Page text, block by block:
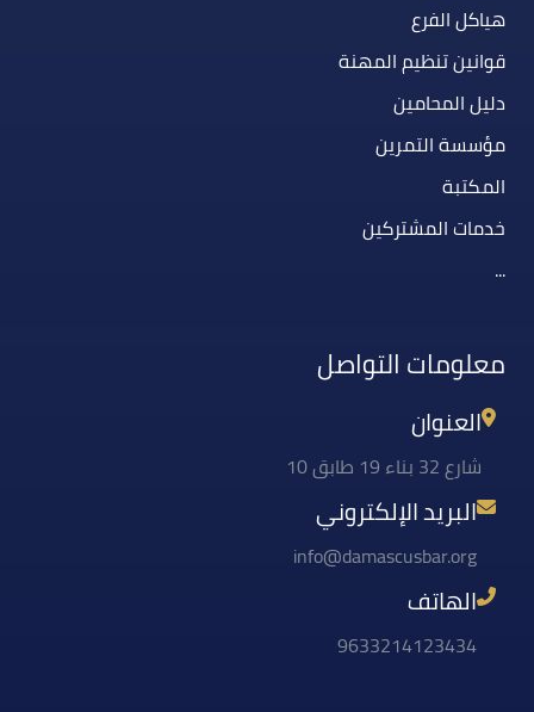
هياكل الفرع
قوانين تنظيم المهنة
دليل المحامين
مؤسسة التمرين
المكتبة
خدمات المشتركين
...
معلومات التواصل
العنوان
شارع 32 بناء 19 طابق 10
البريد الإلكتروني
info@damascusbar.org
الهاتف
9633214123434